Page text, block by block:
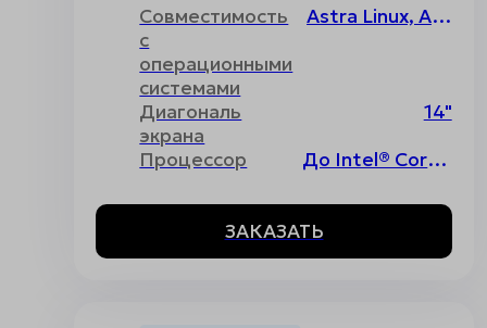
Совместимость
с
операционными
системами
Astra Linux, ALT Linux, РОСА, РЕД ОС, Uncom, Основа, Windows, Без операционной системы
Диагональ
экрана
14"
Процессор
До Intel® Core™ i7 12th Gen
ЗАКАЗАТЬ